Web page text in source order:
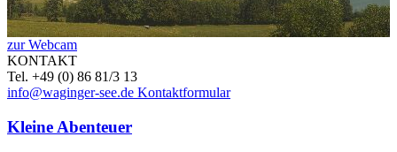
zur Webcam
KONTAKT
Tel. +49 (0) 86 81/3 13
info@waginger-see.de Kontaktformular
Kleine Abenteuer